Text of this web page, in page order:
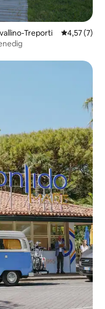
Treporti 4,57 ud af
4,57 (7)